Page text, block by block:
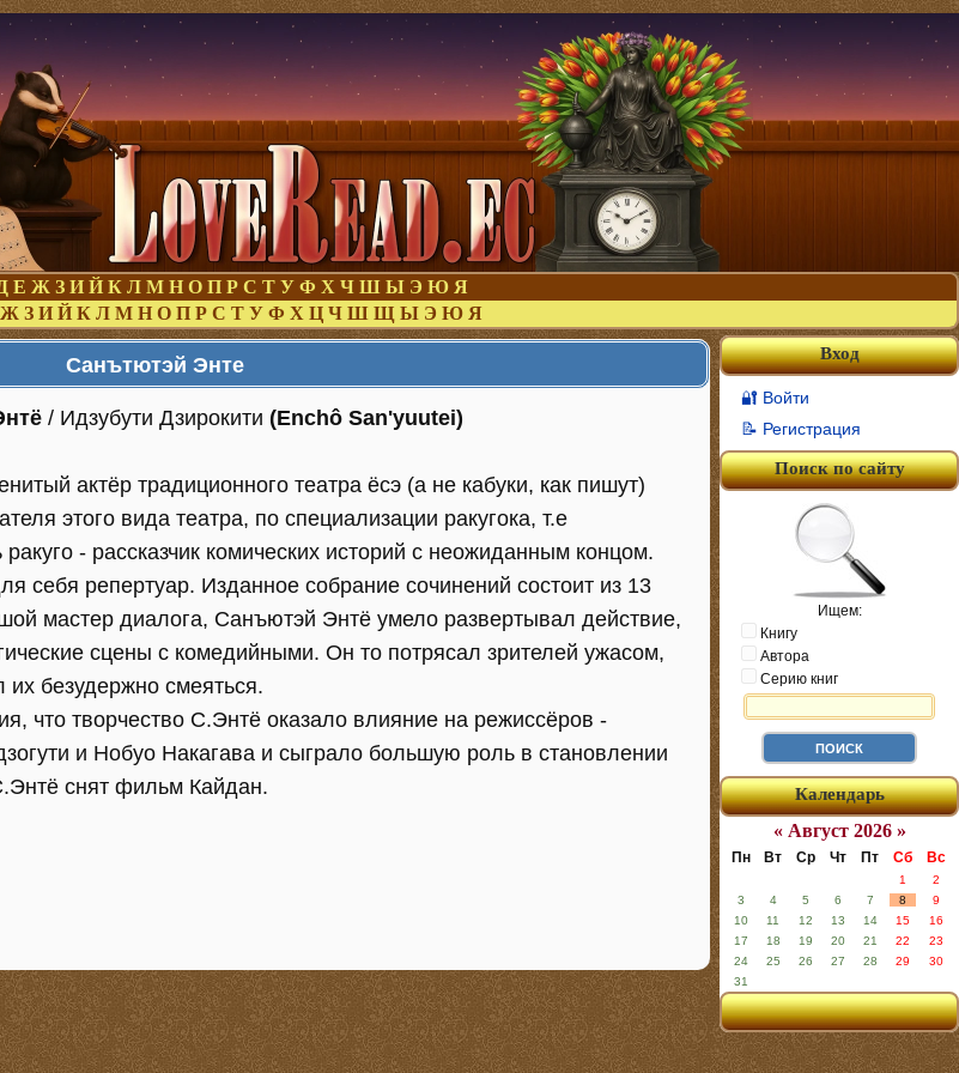
Е Ж З И Й К Л М Н О П Р С Т У Ф Х Ч Ш Ы Э Ю Я
Ж З И Й К Л М Н О П Р С Т У Ф Х Ц Ч Ш Щ Ы Э Ю Я
Санътютэй Энте
/ Идзубути Дзирокити (Enchô San'yuutei)
актёр традиционного театра ёсэ (а не кабуки, как пишут)
этого вида театра, по специализации ракугока, т.е
ракуго - рассказчик комических историй с неожиданным концом.
себя репертуар. Изданное собрание сочинений состоит из 13
мастер диалога, Санъютэй Энтё умело развертывал действие,
сцены с комедийными. Он то потрясал зрителей ужасом,
их безудержно смеяться.
что творчество С.Энтё оказало влияние на режиссёров -
и Нобуо Накагава и сыграло большую роль в становлении
снят фильм Кайдан.
Вход
🔐 Войти
📝 Регистрация
Поиск по сайту
Ищем:
Книгу
Автора
Серию книг
Календарь
« Август 2026 »
Пн Вт Ср Чт Пт Сб Вс
1
2
3
4 5 6 7 8
9
10
11 12 13 14 15
16
17
18 19 20 21 22
23
24
25 26 27 28 29
30
31